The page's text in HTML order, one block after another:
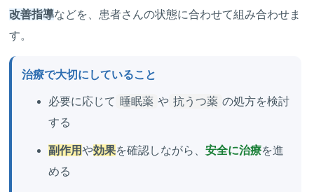
改善指導などを、患者さんの状態に合わせて組み合わせま
す。
治療で大切にしていること
必要に応じて 睡眠薬 や 抗うつ薬 の処方を検討
する
副作用や効果を確認しながら、 安全に治療を進
める